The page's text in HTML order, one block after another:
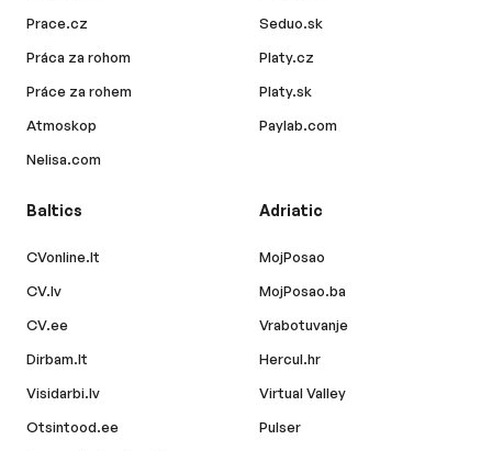
Prace.cz
Práca za rohom
Práce za rohem
Atmoskop
Nelisa.com
Seduo.sk
Platy.cz
Platy.sk
Paylab.com
Baltics
CVonline.lt
CV.lv
CV.ee
Dirbam.lt
Visidarbi.lv
Otsintood.ee
Adriatic
MojPosao
MojPosao.ba
Vrabotuvanje
Hercul.hr
Virtual Valley
Pulser